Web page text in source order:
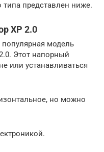
представлен ниже.
XP 2.0
популярная модель
Этот напорный
или устанавливаться
но можно